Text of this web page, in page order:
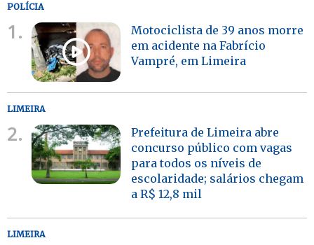
POLÍCIA
1.
Motociclista de 39 anos morre
em acidente na Fabrício
Vampré, em Limeira
LIMEIRA
2.
Prefeitura de Limeira abre
concurso público com vagas
para todos os níveis de
escolaridade; salários chegam
a R$ 12,8 mil
LIMEIRA